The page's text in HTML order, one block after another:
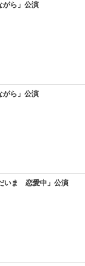
がら」公演
がら」公演
いま 恋愛中」公演